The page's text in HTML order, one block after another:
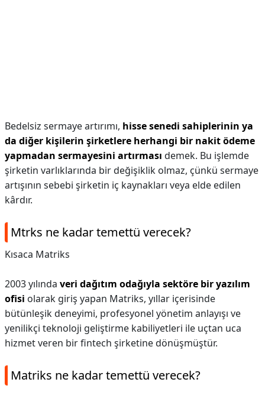
Bedelsiz sermaye artırımı, hisse senedi sahiplerinin ya
da diğer kişilerin şirketlere herhangi bir nakit ödeme
yapmadan sermayesini artırması demek. Bu işlemde
şirketin varlıklarında bir değişiklik olmaz, çünkü sermaye
artışının sebebi şirketin iç kaynakları veya elde edilen
kârdır.
Mtrks ne kadar temettü verecek?
Kısaca Matriks
2003 yılında veri dağıtım odağıyla sektöre bir yazılım
ofisi olarak giriş yapan Matriks, yıllar içerisinde
bütünleşik deneyimi, profesyonel yönetim anlayışı ve
yenilikçi teknoloji geliştirme kabiliyetleri ile uçtan uca
hizmet veren bir fintech şirketine dönüşmüştür.
Matriks ne kadar temettü verecek?